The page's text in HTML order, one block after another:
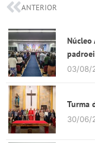
ANTERIOR
Núcleo
03/08/
Turma
30/06/